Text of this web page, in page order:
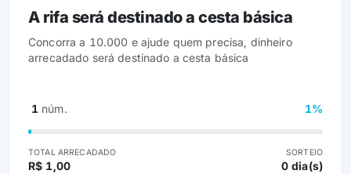
A rifa será destinado a cesta básica
Concorra a 10.000 e ajude quem precisa, dinheiro
arrecadado será destinado a cesta básica
1 núm. 1%
TOTAL ARRECADADO
R$ 1,00
SORTEIO
0 dia(s)